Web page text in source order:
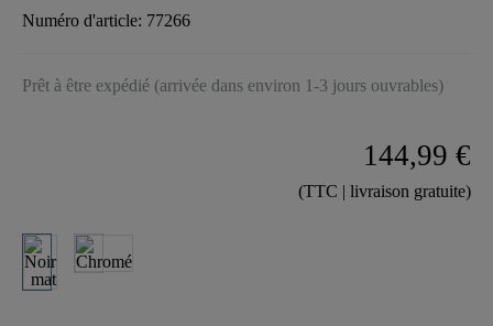
Numéro d'article: 77266
Prêt à être expédié (arrivée dans environ 1-3 jours ouvrables)
144,99 €
(TTC | livraison gratuite)